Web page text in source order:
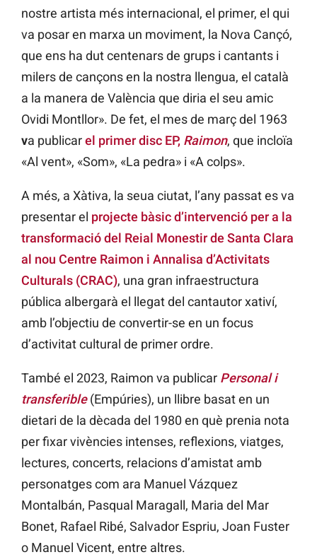
nostre artista més internacional, el primer, el qui
va posar en marxa un moviment, la Nova Cançó,
que ens ha dut centenars de grups i cantants i
milers de cançons en la nostra llengua, el català
a la manera de València que diria el seu amic
Ovidi Montllor». De fet, el mes de març del 1963
va publicarel primer disc EP, Raimon, que incloïa
«Al vent», «Som», «La pedra» i «A colps».
A més, a Xàtiva, la seua ciutat, l’any passat es va
presentar el projecte bàsic d’intervenció per a la
transformació del Reial Monestir de Santa Clara
al nou Centre Raimon i Annalisa d’Activitats
Culturals (CRAC), una gran infraestructura
pública albergarà el llegat del cantautor xativí,
amb l’objectiu de convertir-se en un focus
d’activitat cultural de primer ordre.
També el 2023, Raimon va publicar Personal i
transferible(Empúries), un llibre basat en un
dietari de la dècada del 1980 en què prenia nota
per fixar vivències intenses, reflexions, viatges,
lectures, concerts, relacions d’amistat amb
personatges com ara Manuel Vázquez
Montalbán, Pasqual Maragall, Maria del Mar
Bonet, Rafael Ribé, Salvador Espriu, Joan Fuster
o Manuel Vicent, entre altres.